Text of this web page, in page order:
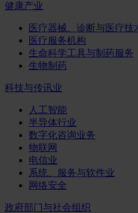
健康产业
医疗器械、诊断与医疗技
医疗服务机构
生命科学工具与制药服务
生物制药
科技与传讯业
人工智能
半导体行业
数字化咨询业务
物联网
电信业
系统、服务与软件业
网络安全
政府部门与社会组织